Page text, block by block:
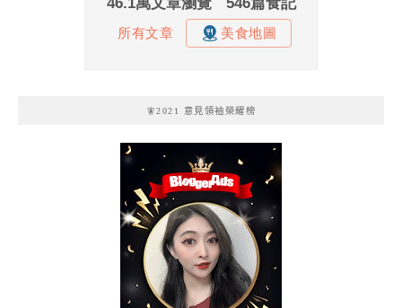
🧚2021 意見領袖榮耀榜